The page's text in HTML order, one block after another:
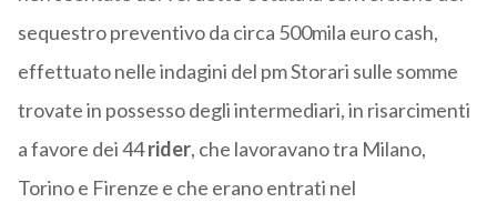
sequestro preventivo da circa 500mila euro cash,
effettuato nelle indagini del pm Storari sulle somme
trovate in possesso degli intermediari, in risarcimenti
a favore dei 44rider, che lavoravano tra Milano,
Torino e Firenze e che erano entrati nel